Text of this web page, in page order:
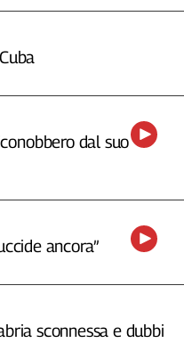
dal suo
ancora”
sconnessa e dubbi